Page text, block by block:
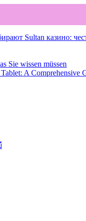
Sultan казино:
Sie wissen müssen
A Comprehensive